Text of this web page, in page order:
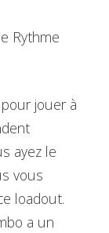
Rythme
jouer à
ayez le
vous
loadout.
a un